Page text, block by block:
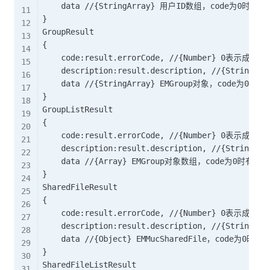
data //{StringArray} 用户ID数组，code为0时有
}
GroupResult
{
code:result.errorCode, //{Number} 0表示成功,
description:result.description, //{String}
data //{StringArray} EMGroup对象，code为0时
}
GroupListResult
{
code:result.errorCode, //{Number} 0表示成功,
description:result.description, //{String}
    data //{Array} EMGroup对象数组，code为0时有效
}
SharedFileResult
{
code:result.errorCode, //{Number} 0表示成功,
description:result.description, //{String}
data //{Object} EMMucSharedFile，code为0时
}
SharedFileListResult